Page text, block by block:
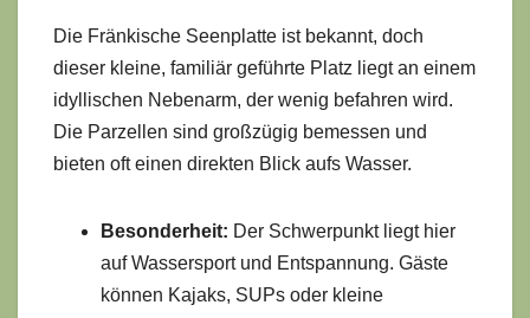
Die Fränkische Seenplatte ist bekannt, doch
dieser kleine, familiär geführte Platz liegt an einem
idyllischen Nebenarm, der wenig befahren wird.
Die Parzellen sind großzügig bemessen und
bieten oft einen direkten Blick aufs Wasser.
Besonderheit: Der Schwerpunkt liegt hier
auf Wassersport und Entspannung. Gäste
können Kajaks, SUPs oder kleine